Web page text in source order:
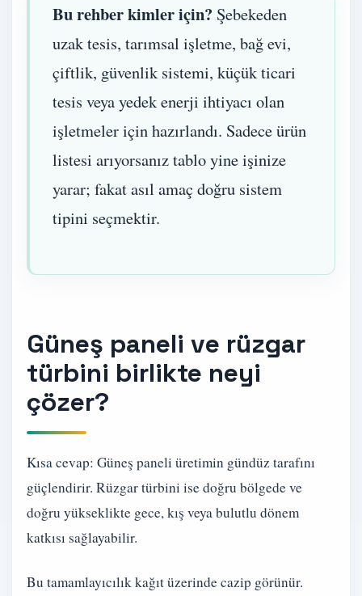
Bu rehber kimler için? Şebekeden
uzak tesis, tarımsal işletme, bağ evi,
çiftlik, güvenlik sistemi, küçük ticari
tesis veya yedek enerji ihtiyacı olan
işletmeler için hazırlandı. Sadece ürün
listesi arıyorsanız tablo yine işinize
yarar; fakat asıl amaç doğru sistem
tipini seçmektir.
Güneş paneli ve rüzgar
türbini birlikte neyi
çözer?
Kısa cevap: Güneş paneli üretimin gündüz tarafını
güçlendirir. Rüzgar türbini ise doğru bölgede ve
doğru yükseklikte gece, kış veya bulutlu dönem
katkısı sağlayabilir.
Bu tamamlayıcılık kağıt üzerinde cazip görünür.